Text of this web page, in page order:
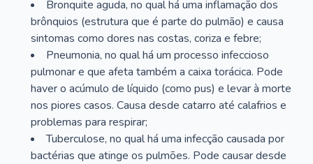
Bronquite aguda, no qual há uma inflamação dos
brônquios (estrutura que é parte do pulmão) e causa
sintomas como dores nas costas, coriza e febre;
Pneumonia, no qual há um processo infeccioso
pulmonar e que afeta também a caixa torácica. Pode
haver o acúmulo de líquido (como pus) e levar à morte
nos piores casos. Causa desde catarro até calafrios e
problemas para respirar;
Tuberculose, no qual há uma infecção causada por
bactérias que atinge os pulmões. Pode causar desde